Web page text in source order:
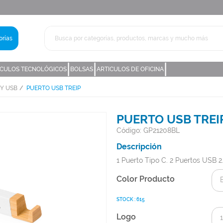
TECNOLÓGICOS BOLSAS ARTICULOS DE OFICINA
USB PUERTO USB TREIP
PUERTO USB
Código: GP21208BL
Descripción
1 Puerto Tipo C. 2 Puertos USB
Color Producto
STOCK : 615
Logo